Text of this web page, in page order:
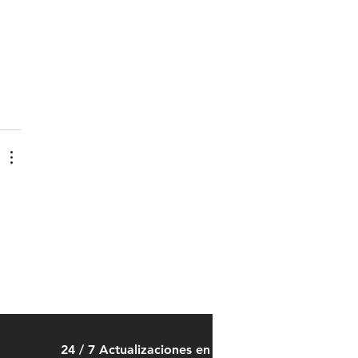
24 / 7 Actualizaciones en